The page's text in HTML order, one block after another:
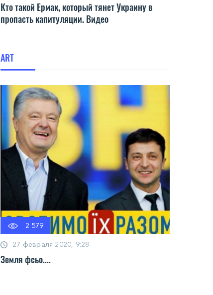
Кто такой Ермак, который тянет Украину в
пропасть капитуляции. Видео
ART
2 579
27 февраля 2020, 9:28
Земля фсьо....